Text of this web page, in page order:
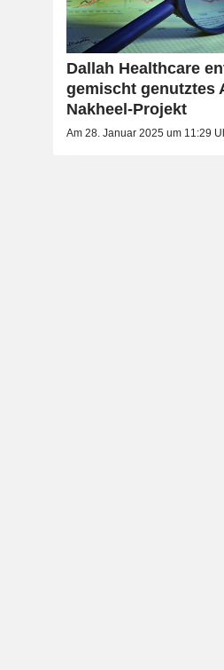
Dallah Healthcare
gemischt genutztes
Nakheel-Projekt
Am 28. Januar 2025 um 11:29